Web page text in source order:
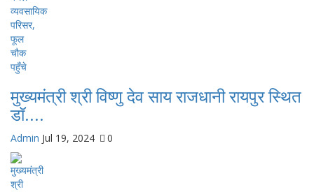
मुख्यमंत्री श्री विष्णु देव साय राजधानी रायपुर स्थित
डॉ....
Admin Jul 19, 2024 0